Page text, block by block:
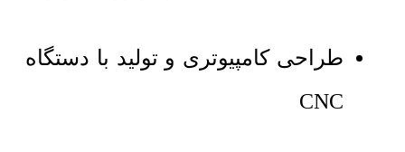
طراحی کامپیوتری و تولید با دستگاه
CNC